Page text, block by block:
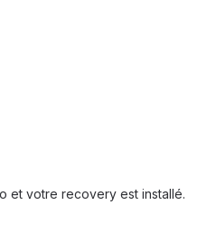
et votre recovery est installé.